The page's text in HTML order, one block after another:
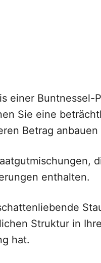
einer Buntnessel-
Sie eine
Betrag anbauen
enthalten.
Struktur in
hat.